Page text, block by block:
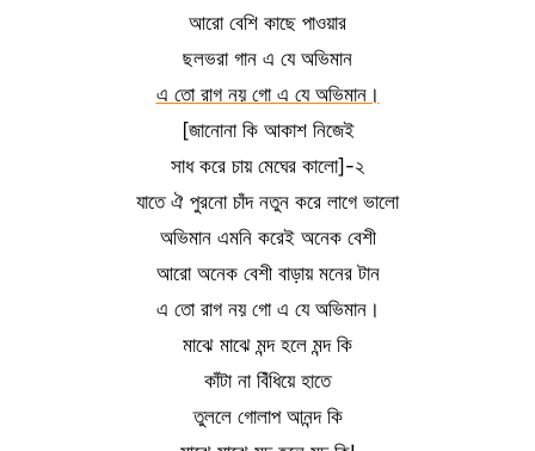
আরো বেশি কাছে পাওয়ার
ছলভরা গান এ যে অভিমান
এ তো রাগ নয় গো এ যে অভিমান।
[জানোনা কি আকাশ নিজেই
সাধ করে চায় মেঘের কালো]-২
যাতে ঐ পুরনো চাঁদ নতুন করে লাগে ভালো
অভিমান এমনি করেই অনেক বেশী
আরো অনেক বেশী বাড়ায় মনের টান
এ তো রাগ নয় গো এ যে অভিমান।
মাঝে মাঝে মন্দ হলে মন্দ কি
কাঁটা না বিঁধিয়ে হাতে
তুললে গোলাপ আনন্দ কি